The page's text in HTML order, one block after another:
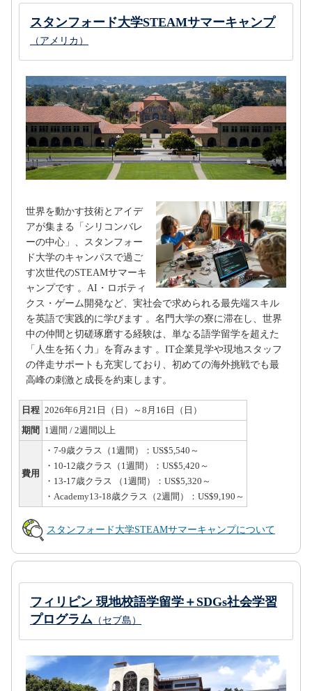
スタンフォード大学STEAMサマーキャンプ
（アメリカ）
世界を動かす技術とアイデ
アが集まる「シリコンバレ
ーの中心」、スタンフォー
ド大学のキャンパスで過ご
す次世代のSTEAMサマーキ
ャンプです 。AI・ロボティ
クス・ゲーム開発など、実社会で求められる最先端スキル
を英語で実践的に学びます 。名門大学の寮に滞在し、世界
中の仲間と切磋琢磨する経験は、単なる語学留学を超えた
「人生を拓く力」を育みます 。IT企業見学や現地スタッフ
の伴走サポートも充実しており、初めての海外挑戦でも最
高峰の刺激と成長を約束します。
日程 2026年6月21日（日）～8月16日（日）
期間 1週間 / 2週間以上
費用
・7-9歳クラス（1週間）：US$5,540～
・10-12歳クラス（1週間）：US$5,420～
・13-17歳クラス （1週間）：US$5,320～
・Academy13-18歳クラス（2週間）：US$9,190～
スタンフォード大学STEAMサマーキャンプについて
フィリピン 現地校語学留学＋SDGs社会学習
プログラム （セブ島）